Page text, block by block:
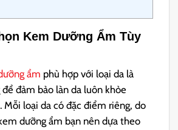
Kem Dưỡng Ẩm Tùy
ẩm phù hợp với loại da là
đảm bảo làn da luôn khỏe
loại da có đặc điểm riêng, do
dưỡng ẩm bạn nên dựa theo